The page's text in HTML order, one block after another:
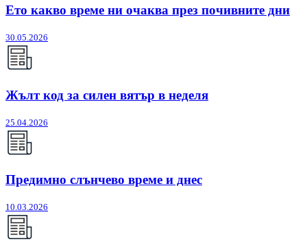
Ето какво време ни очаква през почивните дни
30.05.2026
Жълт код за силен вятър в неделя
25.04.2026
Предимно слънчево време и днес
10.03.2026